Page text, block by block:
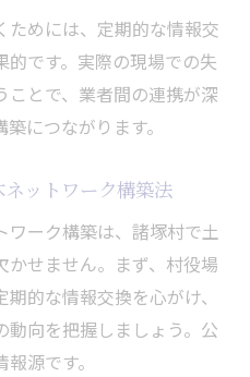
ためには、定期的な情報交
です。実際の現場での失
とで、業者間の連携が深
につながります。
ットワーク構築法
ワーク構築は、諸塚村で土
せません。まず、村役場
的な情報交換を心がけ、
向を把握しましょう。公
源です。